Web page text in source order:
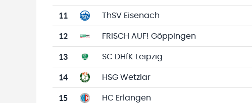
11 ThSV Eisenach
12 FRISCH AUF! Göppingen
13 SC DHfK Leipzig
14 HSG Wetzlar
15 HC Erlangen